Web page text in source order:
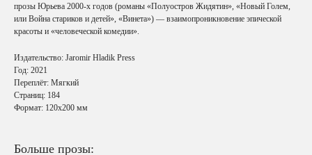
прозы Юрьева 2000-х годов (романы «Полуостров Жидятин», «Новый Голем,
или Война стариков и детей», «Винета») — взаимопроникновение эпической
красоты и «человеческой комедии».
Издательство: Jaromir Hladik Press
Год: 2021
Переплёт: Мягкий
Страниц: 184
Формат: 120х200 мм
Больше прозы: